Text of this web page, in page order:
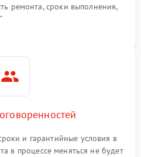
ремонта, сроки выполнения,
условия
и гарантийные условия в
в процессе меняться не будет